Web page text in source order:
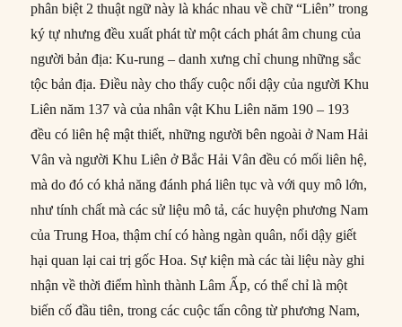
phân biệt 2 thuật ngữ này là khác nhau về chữ “Liên” trong
ký tự nhưng đều xuất phát từ một cách phát âm chung của
người bản địa: Ku-rung – danh xưng chỉ chung những sắc
tộc bản địa. Điều này cho thấy cuộc nổi dậy của người Khu
Liên năm 137 và của nhân vật Khu Liên năm 190 – 193
đều có liên hệ mật thiết, những người bên ngoài ở Nam Hải
Vân và người Khu Liên ở Bắc Hải Vân đều có mối liên hệ,
mà do đó có khả năng đánh phá liên tục và với quy mô lớn,
như tính chất mà các sử liệu mô tả, các huyện phương Nam
của Trung Hoa, thậm chí có hàng ngàn quân, nổi dậy giết
hại quan lại cai trị gốc Hoa. Sự kiện mà các tài liệu này ghi
nhận về thời điểm hình thành Lâm Ấp, có thể chỉ là một
biến cố đầu tiên, trong các cuộc tấn công từ phương Nam,